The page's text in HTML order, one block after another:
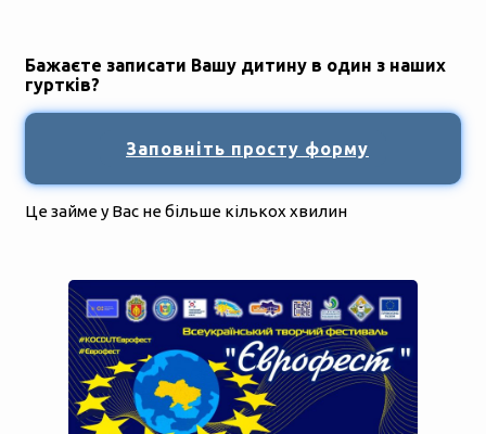
Бажаєте записати Вашу дитину в один з наших
гуртків?
Заповніть просту форму
Це займе у Вас не більше кількох хвилин